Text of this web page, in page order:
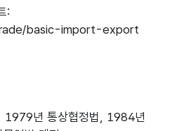
:
basic-import-export
년 통상협정법, 1984년